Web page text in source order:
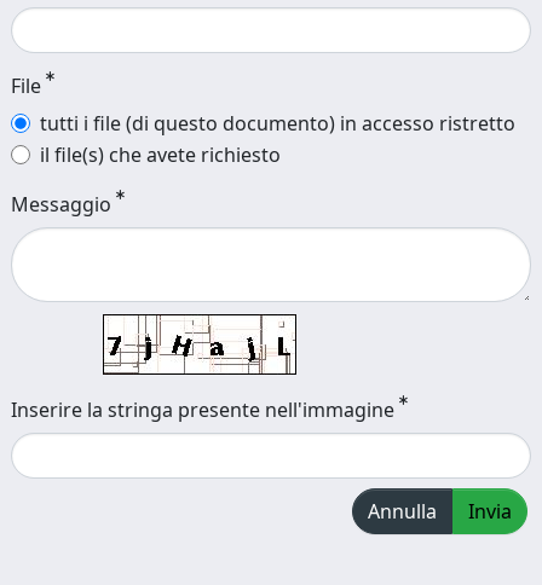
File
tutti i file (di questo documento) in accesso ristretto
il file(s) che avete richiesto
Messaggio
Inserire la stringa presente nell'immagine
Annulla Invia